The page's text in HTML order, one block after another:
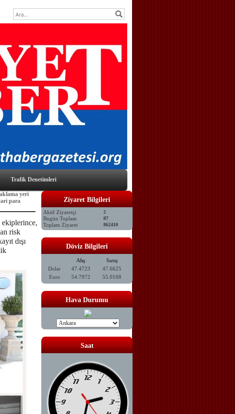
Trafik Denetimleri
yeri
para
ekiplerince,
risk
dışı
Ziyaret Bilgileri
Aktif Ziyaretçi 2
Bugün Toplam 87
Toplam Ziyaret 862410
Döviz Bilgileri
Alış
Satış
Dolar
47.4723
47.6625
Euro
54.7972 55.0168
Hava Durumu
Saat